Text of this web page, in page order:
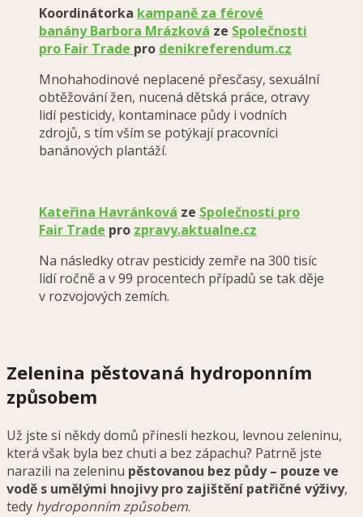
Koordinátorka kampaně za férové
banányBarbora Mrázková ze Společnosti
pro Fair Trade pro denikreferendum.cz
Mnohahodinové neplacené přesčasy, sexuální
obtěžování žen, nucená dětská práce, otravy
lidí pesticidy, kontaminace půdy i vodních
zdrojů, s tím vším se potýkají pracovníci
banánových plantáží.
Kateřina Havránková ze Společnosti pro
Fair Trade pro zpravy.aktualne.cz
Na následky otrav pesticidy zemře na 300 tisíc
lidí ročně a v 99 procentech případů se tak děje
v rozvojových zemích.
Zelenina pěstovaná hydroponním
způsobem
Už jste si někdy domů přinesli hezkou, levnou zeleninu,
která však byla bez chuti a bez zápachu? Patrně jste
narazili na zeleninu pěstovanou bez půdy – pouze ve
vodě s umělými hnojivy pro zajištění patřičné výživy,
tedy hydroponním způsobem.